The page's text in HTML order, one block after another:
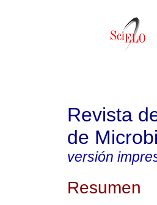
Revista
de
versión
Resumen